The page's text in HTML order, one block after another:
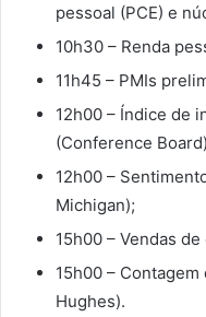
pessoal (PCE) e
10h30 – Renda
11h45 – PMIs
12h00 – Índice de
(Conference
12h00 –
Michigan);
15h00 – Vendas
15h00 –
Hughes).